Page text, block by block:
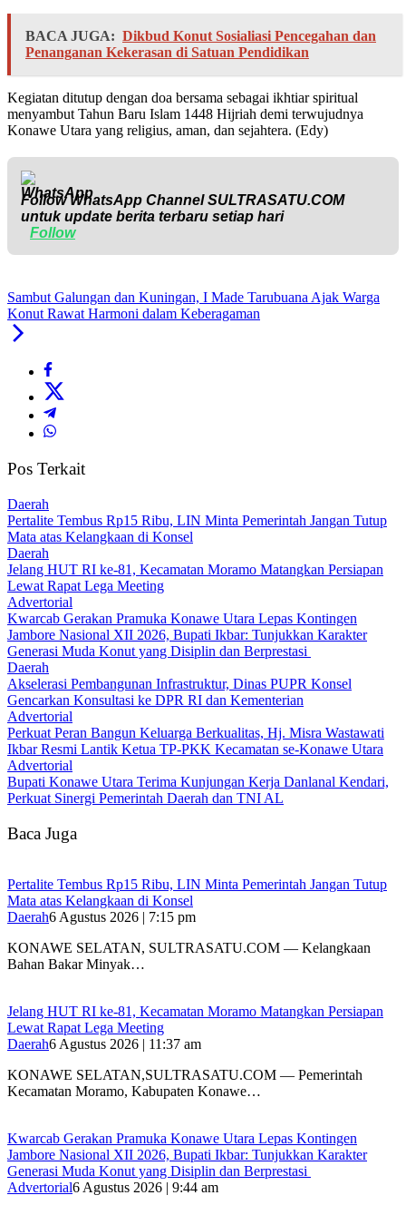
BACA JUGA: Dikbud Konut Sosialiasi Pencegahan dan
Penanganan Kekerasan di Satuan Pendidikan
Kegiatan ditutup dengan doa bersama sebagai ikhtiar spiritual
menyambut Tahun Baru Islam 1448 Hijriah demi terwujudnya
Konawe Utara yang religius, aman, dan sejahtera. (Edy)
Follow WhatsApp ChannelSULTRASATU.COM
untuk update berita terbaru setiap hari
Follow
Sambut Galungan dan Kuningan, I Made Tarubuana Ajak Warga
Konut Rawat Harmoni dalam Keberagaman
Pos Terkait
Daerah
‎Pertalite Tembus Rp15 Ribu, LIN Minta Pemerintah Jangan Tutup
Mata atas Kelangkaan di Konsel
Daerah
‎Jelang HUT RI ke-81, Kecamatan Moramo Matangkan Persiapan
Lewat Rapat Lega Meeting
Advertorial
‎Kwarcab Gerakan Pramuka Konawe Utara Lepas Kontingen
Jambore Nasional XII 2026, Bupati Ikbar: Tunjukkan Karakter
Generasi Muda Konut yang Disiplin dan Berprestasi ‎
Daerah
Akselerasi Pembangunan Infrastruktur, Dinas PUPR Konsel
Gencarkan Konsultasi ke DPR RI dan Kementerian
Advertorial
‎Perkuat Peran Bangun Keluarga Berkualitas, Hj. Misra Wastawati
Ikbar Resmi Lantik Ketua TP-PKK Kecamatan se-Konawe Utara
Advertorial
Bupati Konawe Utara Terima Kunjungan Kerja Danlanal Kendari,
Perkuat Sinergi Pemerintah Daerah dan TNI AL
Baca Juga
‎Pertalite Tembus Rp15 Ribu, LIN Minta Pemerintah Jangan Tutup
Mata atas Kelangkaan di Konsel
Daerah6 Agustus 2026 | 7:15 pm
‎KONAWE SELATAN, SULTRASATU.COM — Kelangkaan
Bahan Bakar Minyak…
‎Jelang HUT RI ke-81, Kecamatan Moramo Matangkan Persiapan
Lewat Rapat Lega Meeting
Daerah6 Agustus 2026 | 11:37 am
KONAWE SELATAN,SULTRASATU.COM — Pemerintah
Kecamatan Moramo, Kabupaten Konawe…
‎Kwarcab Gerakan Pramuka Konawe Utara Lepas Kontingen
Jambore Nasional XII 2026, Bupati Ikbar: Tunjukkan Karakter
Generasi Muda Konut yang Disiplin dan Berprestasi ‎
Advertorial6 Agustus 2026 | 9:44 am